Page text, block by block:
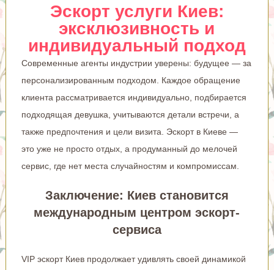
Эскорт услуги Киев:
эксклюзивность и
индивидуальный подход
Современные агенты индустрии уверены: будущее — за
персонализированным подходом. Каждое обращение
клиента рассматривается индивидуально, подбирается
подходящая девушка, учитываются детали встречи, а
также предпочтения и цели визита. Эскорт в Киеве —
это уже не просто отдых, а продуманный до мелочей
сервис, где нет места случайностям и компромиссам.
Заключение: Киев становится
международным центром эскорт-
сервиса
VIP эскорт Киев продолжает удивлять своей динамикой